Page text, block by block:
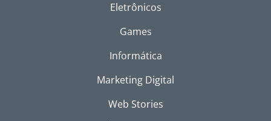
Eletrônicos
Games
Informática
Marketing Digital
Web Stories